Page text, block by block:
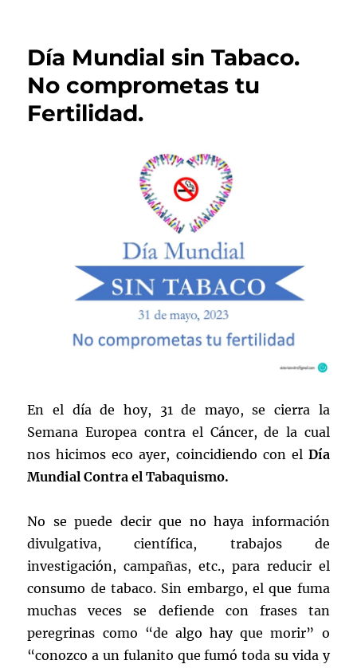
Día Mundial sin Tabaco.
No comprometas tu
Fertilidad.
En el día de hoy, 31 de mayo, se cierra la
Semana Europea contra el Cáncer, de la cual
nos hicimos eco ayer, coincidiendo con el Día
Mundial Contra el Tabaquismo.
No se puede decir que no haya información
divulgativa, científica, trabajos de
investigación, campañas, etc., para reducir el
consumo de tabaco. Sin embargo, el que fuma
muchas veces se defiende con frases tan
peregrinas como “de algo hay que morir” o
“conozco a un fulanito que fumó toda su vida y